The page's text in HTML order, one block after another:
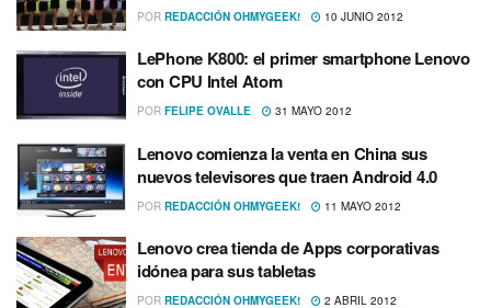
POR REDACCIÓN OHMYGEEK! 10 JUNIO 2012
LePhone K800: el primer smartphone Lenovo
con CPU Intel Atom
POR FELIPE OVALLE 31 MAYO 2012
Lenovo comienza la venta en China sus
nuevos televisores que traen Android 4.0
POR REDACCIÓN OHMYGEEK! 11 MAYO 2012
Lenovo crea tienda de Apps corporativas
idónea para sus tabletas
POR REDACCIÓN OHMYGEEK! 2 ABRIL 2012